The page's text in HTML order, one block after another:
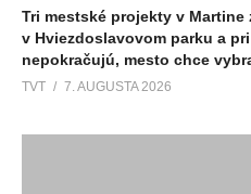
Tri mestské projekty v
v Hviezdoslavovom parku a
nepokračujú, mesto chce
TVT 7. AUGUSTA 2026